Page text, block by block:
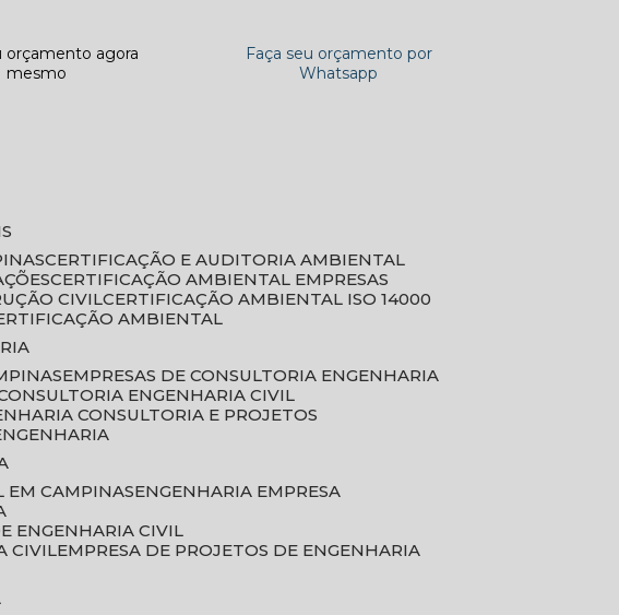
orçamento agora
mesmo
Faça seu orçamento por
Whatsapp
CERTIFICAÇÃO E AUDITORIA AMBIENTAL
CERTIFICAÇÃO AMBIENTAL EMPRESAS
CIVIL
CERTIFICAÇÃO AMBIENTAL ISO 14000
AMBIENTAL
EMPRESAS DE CONSULTORIA ENGENHARIA
CONSULTORIA ENGENHARIA CIVIL
CONSULTORIA E PROJETOS
EM CAMPINAS
ENGENHARIA EMPRESA
ENGENHARIA CIVIL
CIVIL EMPRESA DE PROJETOS DE ENGENHARIA